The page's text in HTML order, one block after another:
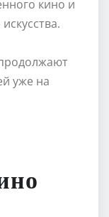
кино и
уже на